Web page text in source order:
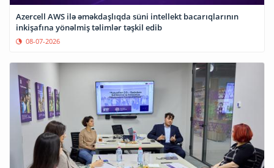
Azercell AWS ilə əməkdaşlıqda süni intellekt bacarıqlarının
inkişafına yönəlmiş təlimlər təşkil edib
08-07-2026